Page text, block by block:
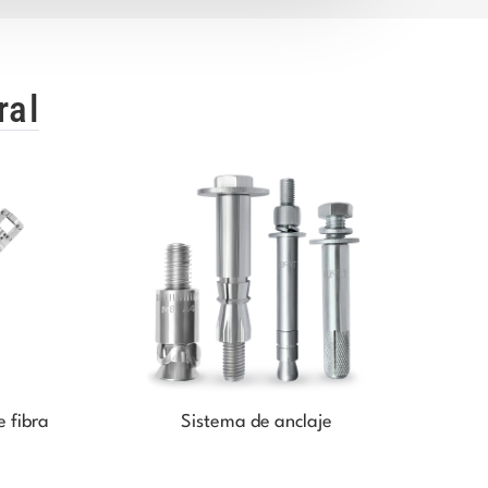
fibra
Sistema de anclaje